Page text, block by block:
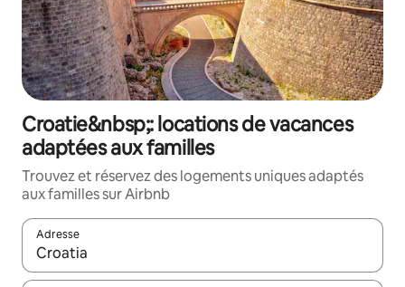
Croatie&nbsp;: locations de vacances
adaptées aux familles
Trouvez et réservez des logements uniques adaptés
aux familles sur Airbnb
Adresse
Lorsque les résultats s'affichent, utilisez les flèches vers le